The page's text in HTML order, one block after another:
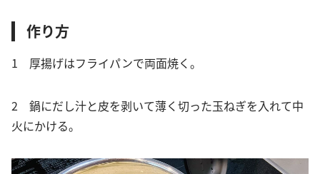
作り方
1 厚揚げはフライパンで両面焼く。
2 鍋にだし汁と皮を剥いて薄く切った玉ねぎを入れて中
火にかける。